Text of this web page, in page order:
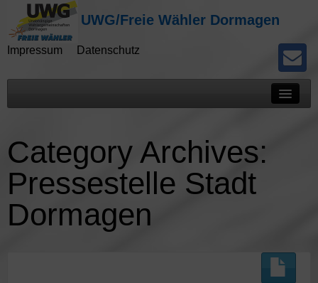
UWG/Freie Wähler Dormagen
Impressum Datenschutz
Presseberichte
Kommunalwahlen
Potokolle
Category Archives:
Pressestelle Stadt
Dormagen